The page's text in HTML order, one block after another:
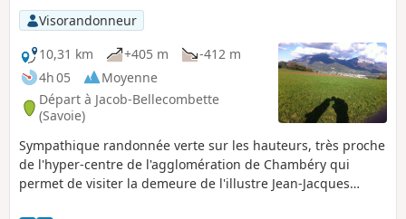
Visorandonneur
10,31 km
+405 m
-412 m
4h 05
Moyenne
Départ à Jacob-Bellecombette
(Savoie)
Sympathique randonnée verte sur les hauteurs, très proche
de l'hyper-centre de l'agglomération de Chambéry qui
permet de visiter la demeure de l'illustre Jean-Jacques